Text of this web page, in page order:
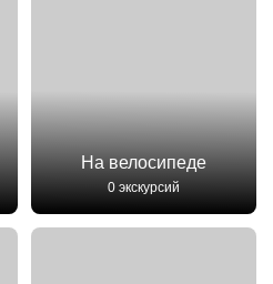
На велосипеде
0 экскурсий